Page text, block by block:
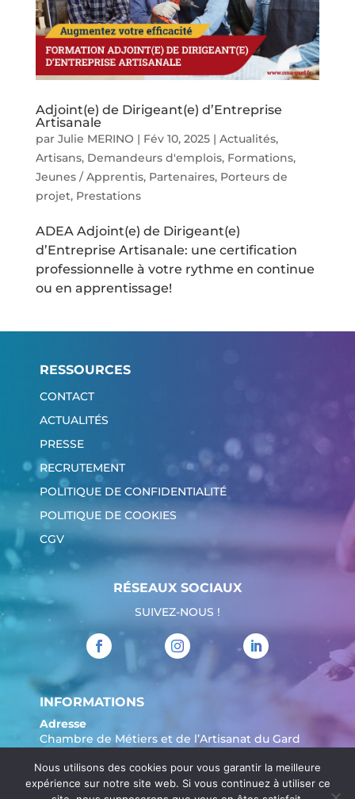
Adjoint(e) de Dirigeant(e) d’Entreprise
Artisanale
par Julie MERINO | Fév 10, 2025| Actualités,
Artisans, Demandeurs d'emplois, Formations,
Jeunes / Apprentis, Partenaires, Porteurs de
projet, Prestations
ADEA Adjoint(e) de Dirigeant(e)
d’Entreprise Artisanale: une certification
professionnelle à votre rythme en continue
ou en apprentissage!
RESSOURCES
CONTACT
ACTUALITÉS
PRESSE
RECRUTEMENT
POLITIQUE DE CONFIDENTIALITÉ
POLITIQUE DE COOKIES
CGV
RÉSEAUX SOCIAUX
SUIVEZ-NOUS !
INFORMATIONS
Adresse
Chambre de Métiers et de l’Artisanat du Gard
904 Avenue Marechal Juin
30908 Nîmes
Nous utilisons des cookies pour vous garantir la meilleure
expérience sur notre site web. Si vous continuez à utiliser ce